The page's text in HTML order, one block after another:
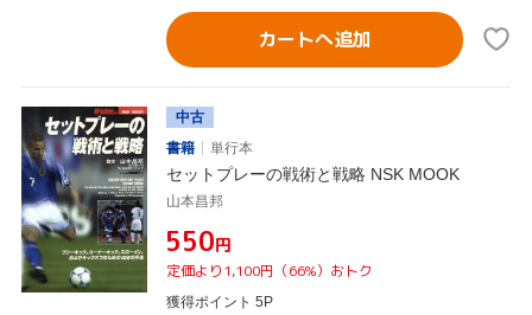
カートへ追加
中古
書籍
単行本
セットプレーの戦術と戦略 NSK MOOK
山本昌邦
¥550円
定価より1,100円（66%）おトク
獲得ポイント 5P